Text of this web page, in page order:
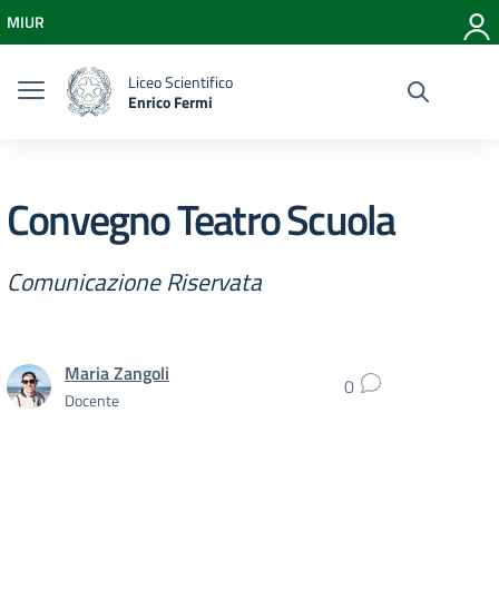
Vai al menu di navigazione
Vai al footer
MIUR
Liceo Scientifico
Enrico Fermi
Convegno Teatro Scuola
Comunicazione Riservata
Maria Zangoli
Docente 0